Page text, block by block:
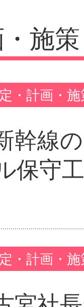
施策
・計画・
線
守
・計画・